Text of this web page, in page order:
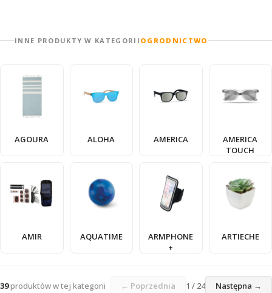
INNE PRODUKTY W KATEGORII OGRODNICTWO
AGOURA ALOHA AMERICA
AMERICA
TOUCH
AMIR AQUATIME
ARMPHONE
+
ARTIECHE
39produktów w tej kategorii ← Poprzednia 1 / 24 Następna →